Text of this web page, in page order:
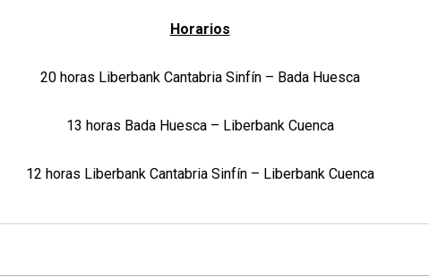
Horarios
20 horas Liberbank Cantabria Sinfín – Bada Huesca
13 horas Bada Huesca – Liberbank Cuenca
12 horas Liberbank Cantabria Sinfín – Liberbank Cuenca